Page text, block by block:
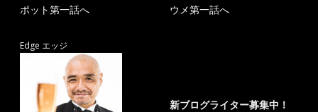
ポット第一話へ ウメ第一話へ
Edge エッジ
新ブログライター募集中！